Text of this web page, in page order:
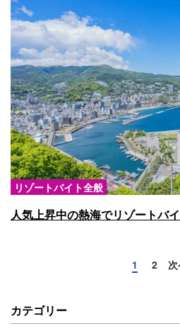
リゾートバイト全般
人気上昇中の熱海でリゾートバ
1 2
カテゴリー